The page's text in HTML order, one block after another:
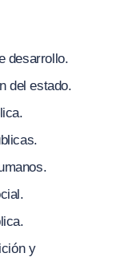
desarrollo.
del estado.
y